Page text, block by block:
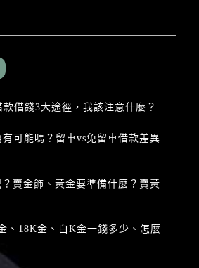
借錢3大途徑，我該注意什麼？
可能嗎？留車vs免留車借款差異
賣金飾、黃金要準備什麼？賣黃
、18K金、白K金一錢多少、怎麼